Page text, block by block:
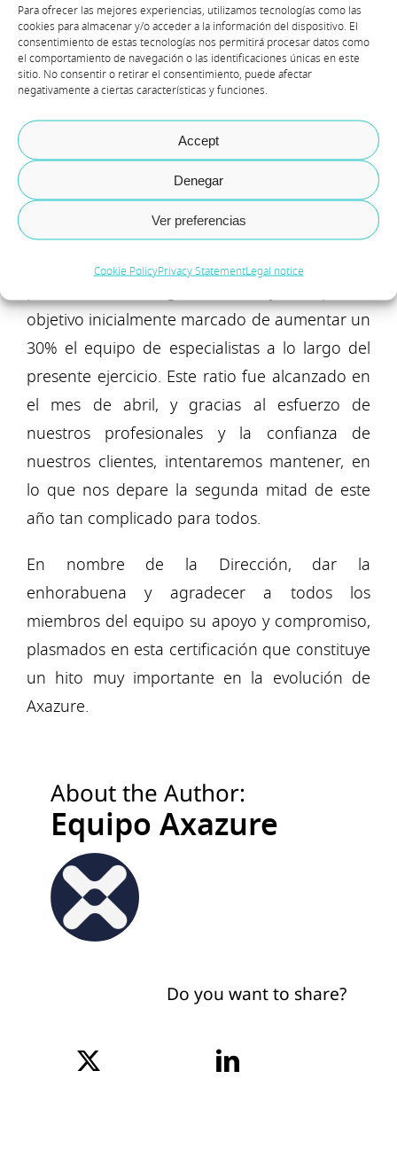
Para ofrecer las mejores experiencias, utilizamos tecnologías como las
cookies para almacenar y/o acceder a la información del dispositivo. El
consentimiento de estas tecnologías nos permitirá procesar datos como
el comportamiento de navegación o las identificaciones únicas en este
sitio. No consentir o retirar el consentimiento, puede afectar
negativamente a ciertas características y funciones.
Accept
Denegar
Ver preferencias
Cookie PolicyPrivacy StatementLegal notice
energía para continuar
luchando por este
proyecto y entender que
comprometido.”
Actualmente formamos la compañía 38
personas, y a pesar de la situación tan especial
que nos ha tocado vivir, en nuestra apuesta
objetivo inicialmente marcado de aumentar un
30% el equipo de especialistas a lo largo del
presente ejercicio. Este ratio fue alcanzado en
el mes de abril, y gracias al esfuerzo de
nuestros profesionales y la confianza de
nuestros clientes, intentaremos mantener, en
lo que nos depare la segunda mitad de este
año tan complicado para todos.
En nombre de la Dirección, dar la
enhorabuena y agradecer a todos los
miembros del equipo su apoyo y compromiso,
plasmados en esta certificación que constituye
un hito muy importante en la evolución de
Axazure.
About the Author:
Equipo Axazure
Do you want to share?